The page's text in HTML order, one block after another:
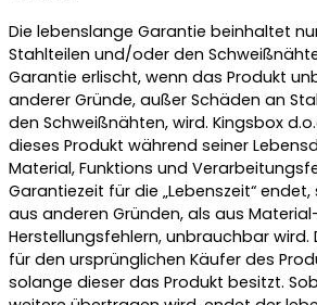
Die lebenslange Garantie beinhaltet
Stahlteilen und/oder den
Garantie erlischt, wenn das Produkt
anderer Gründe, außer Schäden an
den Schweißnähten, wird. Kingsbox
dieses Produkt während seiner
Material, Funktions und
Garantiezeit für die „Lebenszeit“
aus anderen Gründen, als aus
Herstellungsfehlern, unbrauchbar wird.
für den ursprünglichen Käufer des
solange dieser das Produkt besitzt.